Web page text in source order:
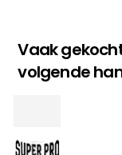
Vaak
volgende